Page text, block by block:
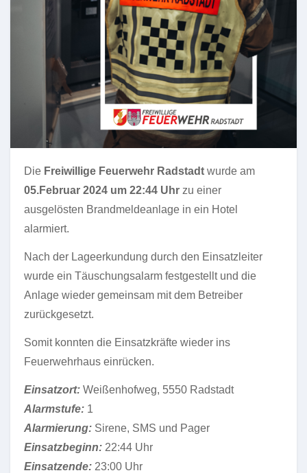
Die Freiwillige Feuerwehr Radstadt wurde am
05.Februar 2024 um 22:44 Uhr zu einer
ausgelösten Brandmeldeanlage in ein Hotel
alarmiert.
Nach der Lageerkundung durch den Einsatzleiter
wurde ein Täuschungsalarm festgestellt und die
Anlage wieder gemeinsam mit dem Betreiber
zurückgesetzt.
Somit konnten die Einsatzkräfte wieder ins
Feuerwehrhaus einrücken.
Einsatzort: Weißenhofweg, 5550 Radstadt
Alarmstufe: 1
Alarmierung: Sirene, SMS und Pager
Einsatzbeginn: 22:44 Uhr
Einsatzende: 23:00 Uhr